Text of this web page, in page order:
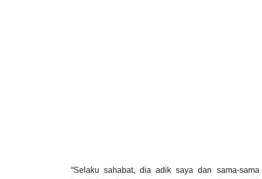
“Selaku sahabat, dia adik saya dan sama-